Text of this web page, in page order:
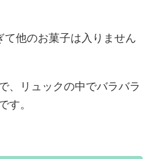
他のお菓子は入りません
、リュックの中でバラバラ
す。